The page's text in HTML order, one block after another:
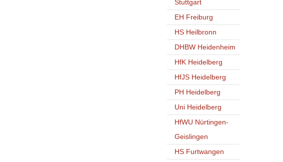
Stuttgart
EH Freiburg
HS Heilbronn
DHBW Heidenheim
HfK Heidelberg
HfJS Heidelberg
PH Heidelberg
Uni Heidelberg
HfWU Nürtingen-
Geislingen
HS Furtwangen